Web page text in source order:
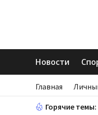
Новости
Главная
Горячие темы: